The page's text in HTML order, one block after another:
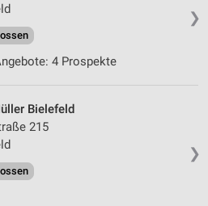
❯
4 Prospekte
❯
Bielefeld
215